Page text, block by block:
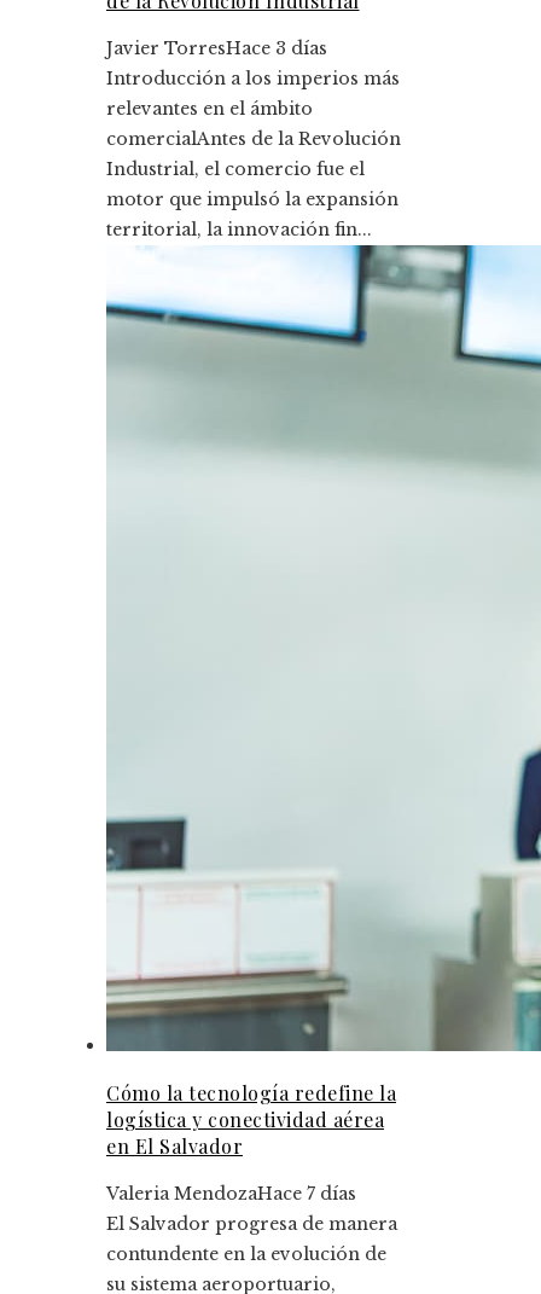
Javier TorresHace 3 días
Introducción a los imperios más
relevantes en el ámbito
comercialAntes de la Revolución
Industrial, el comercio fue el
motor que impulsó la expansión
territorial, la innovación fin...
Cómo la tecnología redefine la
logística y conectividad aérea
en El Salvador
Valeria MendozaHace 7 días
El Salvador progresa de manera
contundente en la evolución de
su sistema aeroportuario,